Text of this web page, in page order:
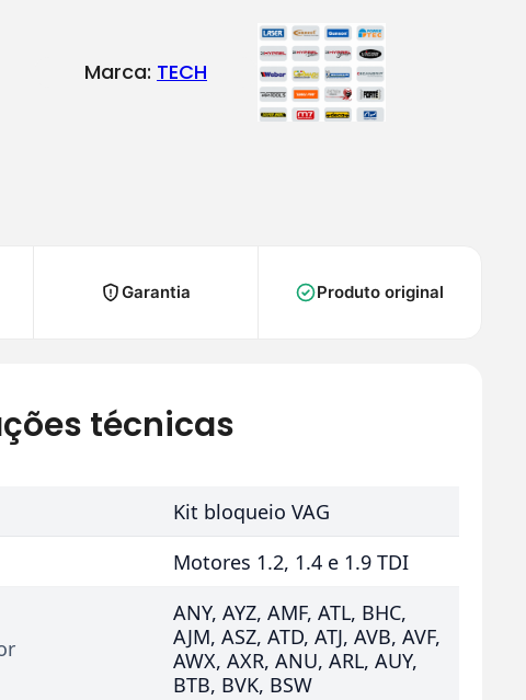
Marca: TECH
Garantia Produto original
técnicas
Kit bloqueio VAG
Motores 1.2, 1.4 e 1.9 TDI
ANY, AYZ, AMF, ATL, BHC,
AJM, ASZ, ATD, ATJ, AVB, AVF,
AWX, AXR, ANU, ARL, AUY,
BTB, BVK, BSW